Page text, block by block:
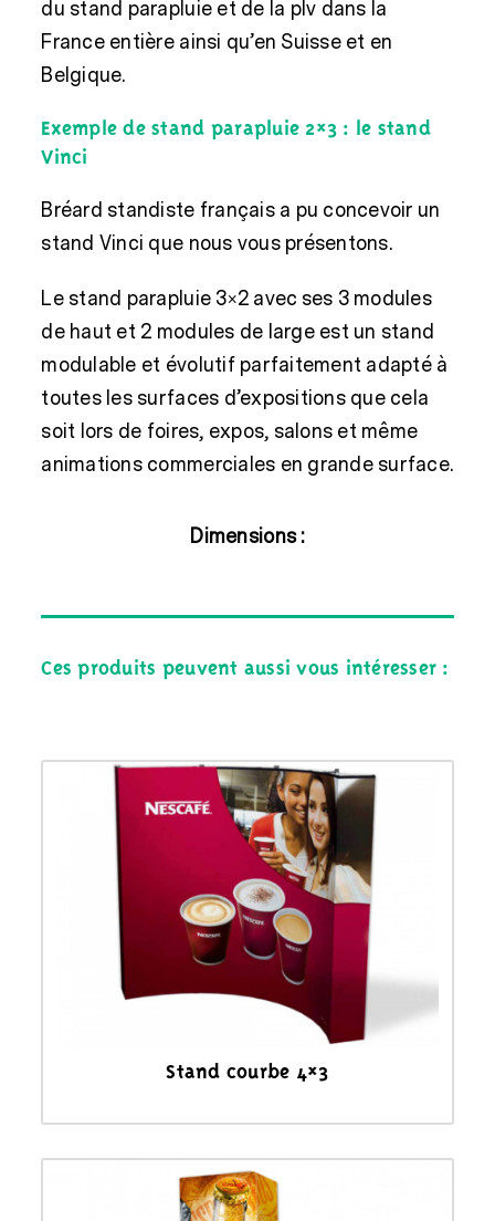
du stand parapluie et de la plv dans la
France entière ainsi qu’en Suisse et en
Belgique.
Exemple de stand parapluie 2×3 : le stand
Vinci
Bréard standiste françaisa pu concevoir un
stand Vinci que nous vous présentons.
Le stand parapluie 3×2 avec ses 3 modules
de haut et 2 modules de large est un stand
modulable et évolutif parfaitement adapté à
toutes les surfaces d’expositions que cela
soit lors de foires, expos, salons et même
animations commerciales en grande surface.
Dimensions :
Ces produits peuvent aussi vous intéresser :
Stand courbe 4×3